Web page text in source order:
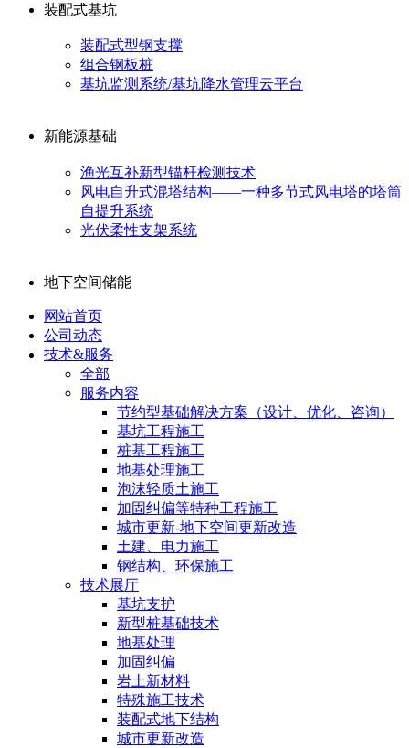
装配式基坑
装配式型钢支撑
组合钢板桩
基坑监测系统/基坑降水管理云平台
新能源基础
渔光互补新型锚杆检测技术
风电自升式混塔结构——一种多节式风电塔的塔筒
自提升系统
光伏柔性支架系统
地下空间储能
网站首页
公司动态
技术&服务
全部
服务内容
节约型基础解决方案（设计、优化、咨询）
基坑工程施工
桩基工程施工
地基处理施工
泡沫轻质土施工
加固纠偏等特种工程施工
城市更新-地下空间更新改造
土建、电力施工
钢结构、环保施工
技术展厅
基坑支护
新型桩基础技术
地基处理
加固纠偏
岩土新材料
特殊施工技术
装配式地下结构
城市更新改造